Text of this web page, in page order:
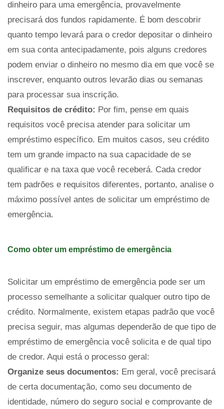
dinheiro para uma emergência, provavelmente
precisará dos fundos rapidamente. É bom descobrir
quanto tempo levará para o credor depositar o dinheiro
em sua conta antecipadamente, pois alguns credores
podem enviar o dinheiro no mesmo dia em que você se
inscrever, enquanto outros levarão dias ou semanas
para processar sua inscrição.
Requisitos de crédito: Por fim, pense em quais
requisitos você precisa atender para solicitar um
empréstimo específico. Em muitos casos, seu crédito
tem um grande impacto na sua capacidade de se
qualificar e na taxa que você receberá. Cada credor
tem padrões e requisitos diferentes, portanto, analise o
máximo possível antes de solicitar um empréstimo de
emergência.
Como obter um empréstimo de emergência
Solicitar um empréstimo de emergência pode ser um
processo semelhante a solicitar qualquer outro tipo de
crédito. Normalmente, existem etapas padrão que você
precisa seguir, mas algumas dependerão de que tipo de
empréstimo de emergência você solicita e de qual tipo
de credor. Aqui está o processo geral:
Organize seus documentos: Em geral, você precisará
de certa documentação, como seu documento de
identidade, número do seguro social e comprovante de